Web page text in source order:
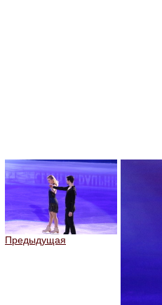
Предыдущая